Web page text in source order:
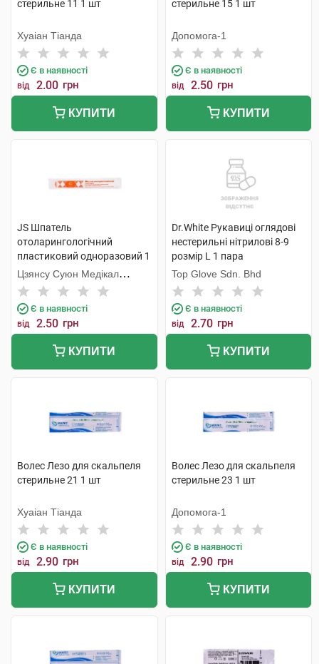
стерильне 11 1 шт
Хуаіан Тіанда
Є в наявності
від 2.00 грн
КУПИТИ
стерильне 15 1 шт
Допомога-1
Є в наявності
від 2.50 грн
КУПИТИ
JS Шпатель
отоларингологічний
пластиковий одноразовий 1
шт
Цзянсу Суюн Медікал
Метіріалс
Є в наявності
від 2.50 грн
КУПИТИ
Dr.White Рукавиці оглядові
нестерильні нітрилові 8-9
розмір L 1 пара
Top Glove Sdn. Bhd
Є в наявності
від 2.70 грн
КУПИТИ
Волес Лезо для скальпеля
стерильне 21 1 шт
Хуаіан Тіанда
Є в наявності
від 2.90 грн
КУПИТИ
Волес Лезо для скальпеля
стерильне 23 1 шт
Допомога-1
Є в наявності
від 2.90 грн
КУПИТИ